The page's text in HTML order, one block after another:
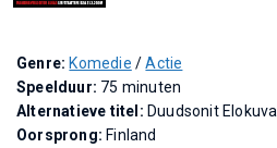
Genre: Komedie /Actie
Speelduur: 75 minuten
Alternatieve titel: Duudsonit Elokuva
Oorsprong: Finland